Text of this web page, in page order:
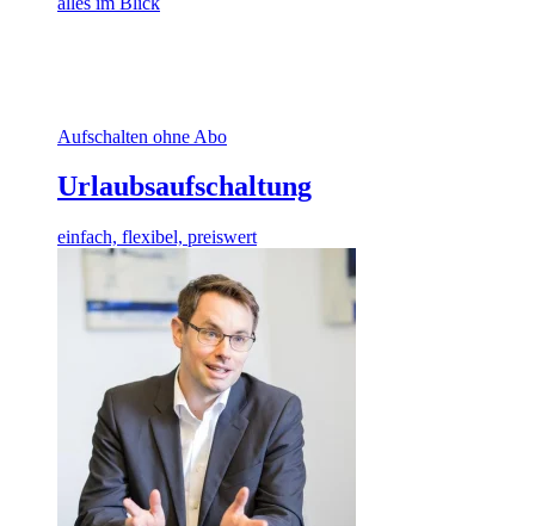
Aufschalten ohne Abo
Urlaubsaufschaltung
einfach, flexibel, preiswert